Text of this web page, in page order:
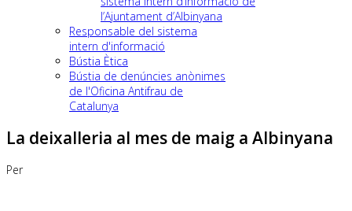
l’Ajuntament d’Albinyana
Responsable del sistema
intern d'informació
Bústia Ètica
Bústia de denúncies anònimes
de l'Oficina Antifrau de
Catalunya
La deixalleria al mes de maig a Albinyana
Per